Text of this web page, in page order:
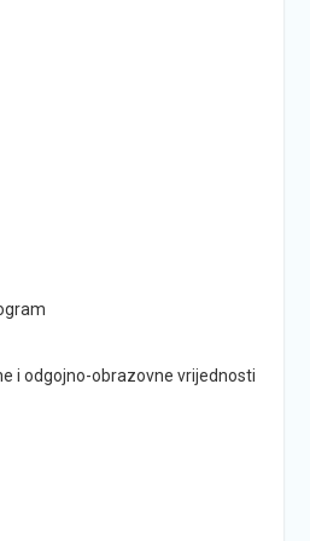
i odgojno-obrazovne vrijednosti